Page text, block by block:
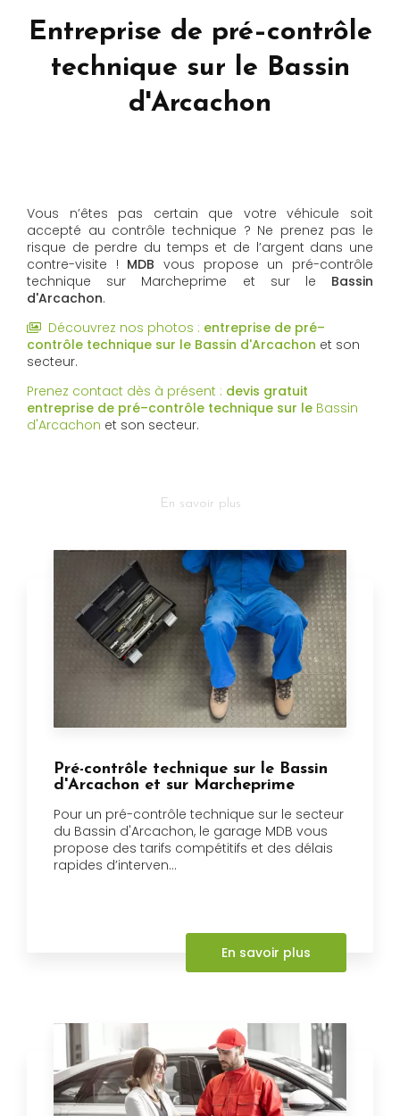
Entreprise de pré–contrôle
technique sur le Bassin
d'Arcachon
Vous n’êtes pas certain que votre véhicule soit
accepté au contrôle technique ? Ne prenez pas le
risque de perdre du temps et de l’argent dans une
contre-visite ! MDB vous propose un pré-contrôle
technique sur Marcheprime et sur le Bassin
d'Arcachon.
Découvrez nos photos : entreprise de pré–
contrôle technique sur le Bassin d'Arcachon et son
secteur.
Prenez contact dès à présent : devis gratuit
entreprise de pré–contrôle technique sur le Bassin
d'Arcachon et son secteur.
En savoir plus
Pré-contrôle technique sur le Bassin
d'Arcachon et sur Marcheprime
Pour un pré-contrôle technique sur le secteur
du Bassin d'Arcachon, le garage MDB vous
propose des tarifs compétitifs et des délais
rapides d’interven...
En savoir plus